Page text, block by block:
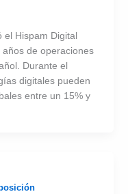
el Hispam Digital
de operaciones
Durante el
digitales pueden
entre un 15% y